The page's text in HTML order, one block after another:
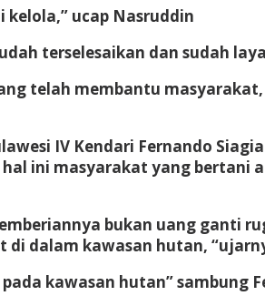
ucap Nasruddin
terselesaikan dan sudah
telah membantu
IV Kendari Fernando
ini masyarakat yang bertani
bukan uang ganti
di dalam kawasan hutan,
kawasan hutan” sambung